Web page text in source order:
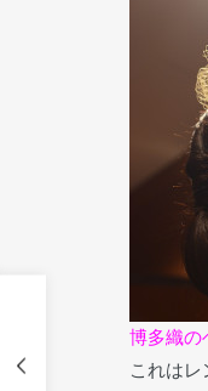
博多織の
これはレ